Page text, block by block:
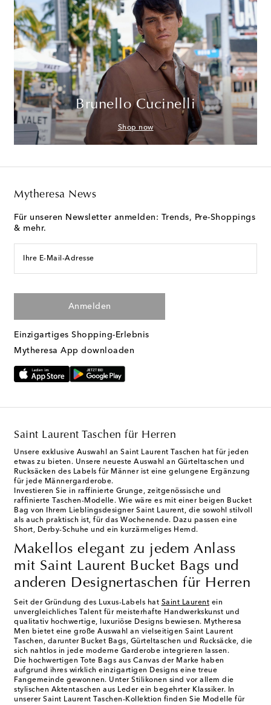
Brunello Cucinelli
Shop now
Mytheresa News
Für unseren Newsletter anmelden: Trends, Pre-Shoppings
& mehr.
Ihre E-Mail-Adresse
Anmelden
Einzigartiges Shopping-Erlebnis
Mytheresa App downloaden
Saint Laurent Taschen für Herren
Unsere exklusive Auswahl an Saint Laurent Taschen hat für jeden
etwas zu bieten. Unsere neueste Auswahl an Gürteltaschen und
Rucksäcken des Labels für Männer ist eine gelungene Ergänzung
für jede Männergarderobe.
Investieren Sie in raffinierte Grunge, zeitgenössische und
raffinierte Taschen-Modelle. Wie wäre es mit einer beigen Bucket
Bag von Ihrem Lieblingsdesigner Saint Laurent, die sowohl stilvoll
als auch praktisch ist, für das Wochenende. Dazu passen eine
Short, Derby-Schuhe und ein kurzärmeliges Hemd.
Makellos elegant zu jedem Anlass
mit Saint Laurent Bucket Bags und
anderen Designertaschen für Herren
Seit der Gründung des Luxus-Labels hat Saint Laurent ein
unvergleichliches Talent für meisterhafte Handwerkskunst und
qualitativ hochwertige, luxuriöse Designs bewiesen. Mytheresa
Men bietet eine große Auswahl an vielseitigen Saint Laurent
Taschen, darunter Bucket Bags, Gürteltaschen und Rucksäcke, die
sich nahtlos in jede moderne Garderobe integrieren lassen.
Die hochwertigen Tote Bags aus Canvas der Marke haben
aufgrund ihres wirklich einzigartigen Designs eine treue
Fangemeinde gewonnen. Unter Stilikonen sind vor allem die
stylischen Aktentaschen aus Leder ein begehrter Klassiker. In
unserer Saint Laurent Taschen-Kollektion finden Sie Modelle für